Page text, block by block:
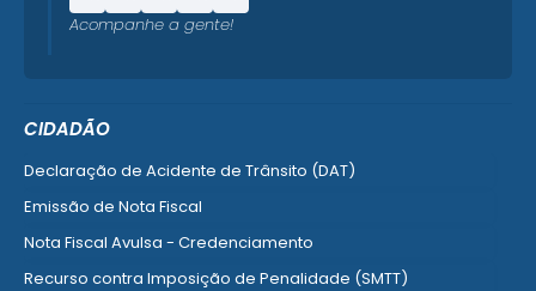
CIDADÃO
Declaração de Acidente de Trânsito (DAT)
Emissão de Nota Fiscal
Nota Fiscal Avulsa - Credenciamento
Recurso contra Imposição de Penalidade (SMTT)
Acompanhe a gente!